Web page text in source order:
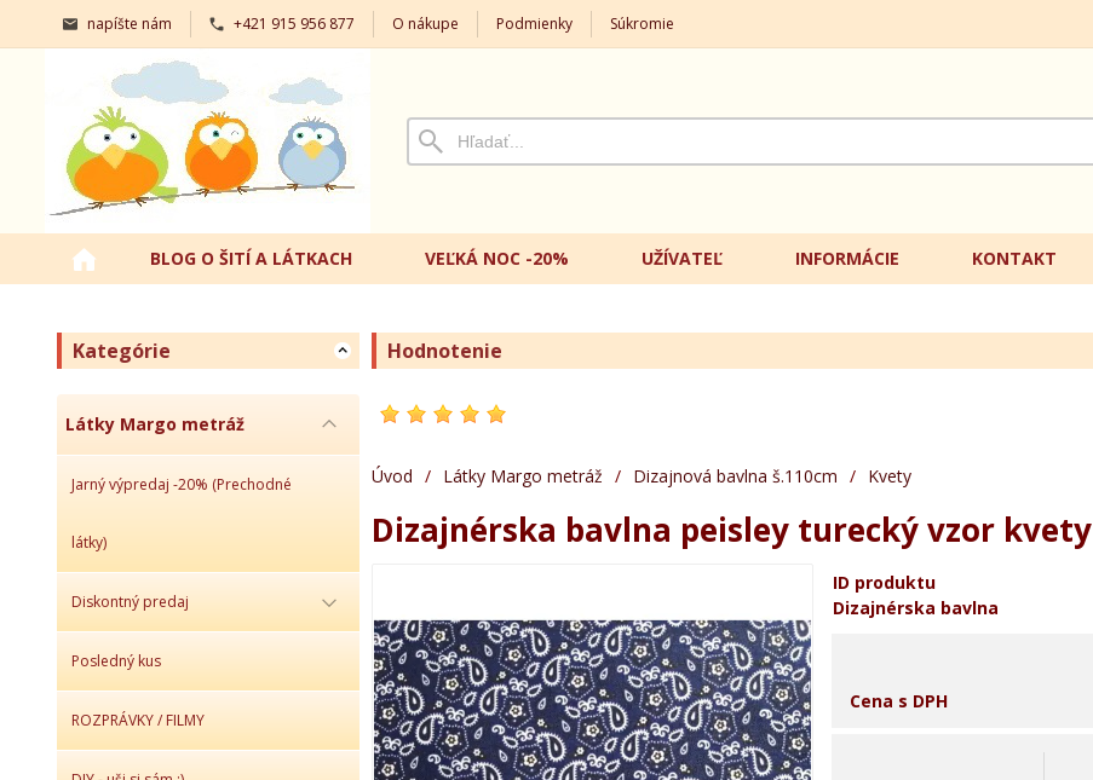
napíšte nám +421 915 956 877 O nákupe Podmienky Súkromie
BLOG O ŠITÍ A LÁTKACH VEĽKÁ NOC -20% UŽÍVATEĽ INFORMÁCIE KONTAKT
Kategórie
Látky Margo metráž
Jarný výpredaj -20% (Prechodné
látky)
Diskontný predaj
Posledný kus
ROZPRÁVKY / FILMY
Hodnotenie
Úvod / Látky Margo metráž / Dizajnová bavlna š.110cm / Kvety
Dizajnérska bavlna peisley turecký vzor kvety
ID produktu
Dizajnérska bavlna
Cena s DPH